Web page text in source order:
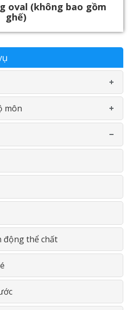
oval (không bao gồm
ghế)
tư
môn
Lý
Học
động thể chất